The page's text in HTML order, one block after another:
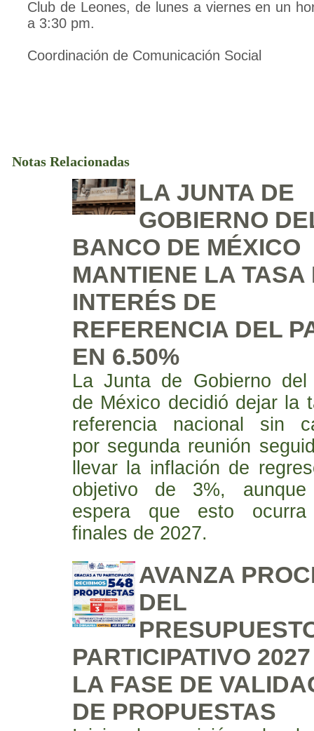
Club de Leones, de lunes a viernes en un
a 3:30 pm.
Coordinación de Comunicación Social
Notas Relacionadas
LA JUNTA DE
GOBIERNO
BANCO DE MÉXICO
MANTIENE LA TASA
INTERÉS DE
REFERENCIA DEL
EN 6.50%
La Junta de Gobierno del
de México decidió dejar la
referencia nacional sin
por segunda reunión
llevar la inflación de
objetivo de 3%, aunque
espera que esto
finales de 2027.
AVANZA
DEL
PARTICIPATIVO
LA FASE DE
DE PROPUESTAS